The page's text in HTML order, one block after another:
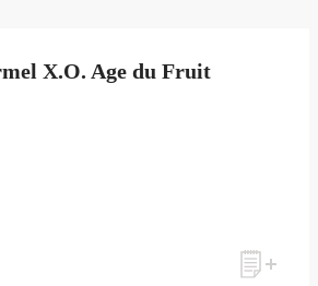
X.O. Age du Fruit
Abonnenten exklusives Monats-